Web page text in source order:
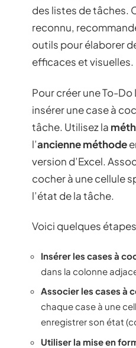
des listes de tâches.
reconnu,
outils pour élaborer
efficaces et visuelles.
Pour créer une To-
insérer une case à
tâche. Utilisez la
l’ancienne méthode
version d’Excel.
cocher à une cellule
l’état de la tâche.
Voici quelques
Insérer les cases à
dans la colonne
Associer les cases à
chaque case à une
enregistrer son état
Utiliser la mise en